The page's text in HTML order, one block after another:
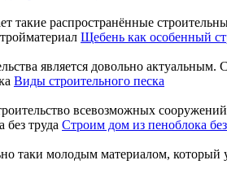
такие распространённые
Щебень как особенный
является довольно
Виды строительного песка
всевозможных
Строим дом из пеноблока без
таки молодым материалом,